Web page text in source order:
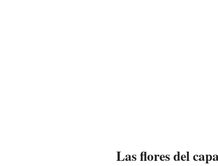
Las flores del